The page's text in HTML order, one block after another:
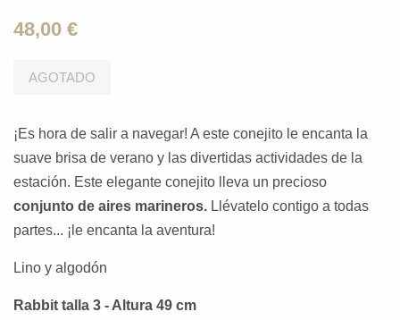
48,00 €
AGOTADO
¡Es hora de salir a navegar! A este conejito le encanta la
suave brisa de verano y las divertidas actividades de la
estación. Este elegante conejito lleva un precioso
conjunto de aires marineros. Llévatelo contigo a todas
partes... ¡le encanta la aventura!
Lino y algodón
Rabbit talla 3 - Altura 49 cm